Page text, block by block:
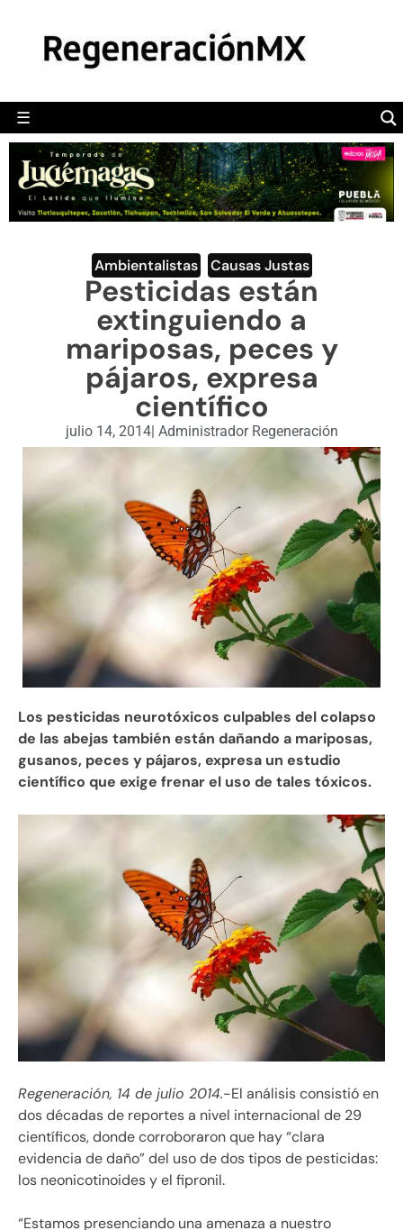
☰
POLÍTICA
CAMALEÓN
OPINIÓN
DEPORTES
ENGLISH SECTION
VIDEOS
Ambientalistas Causas Justas
Pesticidas están
extinguiendo a
mariposas, peces y
pájaros, expresa
científico
julio 14, 2014| Administrador Regeneración
Los pesticidas neurotóxicos culpables del colapso
de las abejas también están dañando a mariposas,
gusanos, peces y pájaros, expresa un estudio
científico que exige frenar el uso de tales tóxicos.
Regeneración, 14 de julio 2014.-El análisis consistió en
dos décadas de reportes a nivel internacional de 29
científicos, donde corroboraron que hay “clara
evidencia de daño” del uso de dos tipos de pesticidas:
los neonicotinoides y el fipronil.
“Estamos presenciando una amenaza a nuestro